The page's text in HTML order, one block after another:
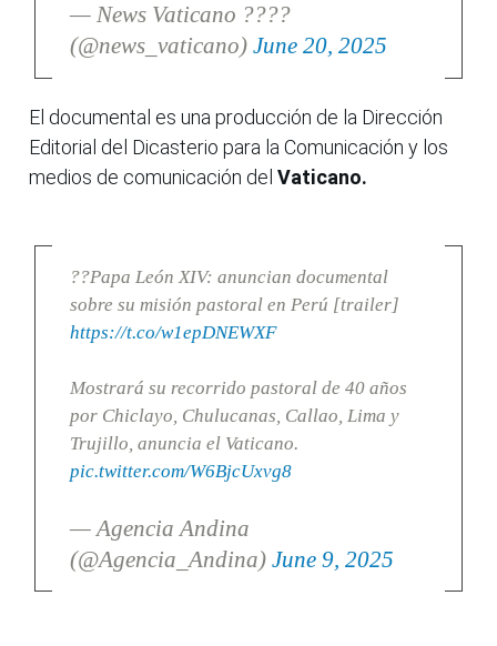
— News Vaticano ????
(@news_vaticano) June 20, 2025
El documental es una producción de la Dirección
Editorial del Dicasterio para la Comunicación y los
medios de comunicación del Vaticano.
??Papa León XIV: anuncian documental
sobre su misión pastoral en Perú [trailer]
https://t.co/w1epDNEWXF
Mostrará su recorrido pastoral de 40 años
por Chiclayo, Chulucanas, Callao, Lima y
Trujillo, anuncia el Vaticano.
pic.twitter.com/W6BjcUxvg8
— Agencia Andina
(@Agencia_Andina) June 9, 2025